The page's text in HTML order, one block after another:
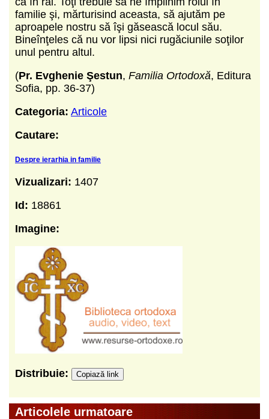
familie şi, mărturisind aceasta, să ajutăm pe
aproapele nostru să îşi găsească locul său.
Bineînţeles că nu vor lipsi nici rugăciunile soţilor
unul pentru altul.
(Pr. Evghenie Şestun, Familia Ortodoxă, Editura
Sofia, pp. 36-37)
Categoria: Articole
Cautare:
Despre ierarhia in familie
Vizualizari: 1407
Id: 18861
Imagine:
Distribuie: Copiază link
Articolele urmatoare